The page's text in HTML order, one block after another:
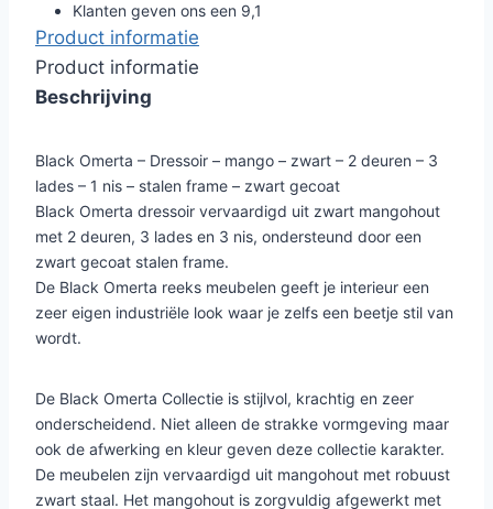
Klanten geven ons een 9,1
Product informatie
Product informatie
Beschrijving
Black Omerta – Dressoir – mango – zwart – 2 deuren – 3
lades – 1 nis – stalen frame – zwart gecoat
Black Omerta dressoir vervaardigd uit zwart mangohout
met 2 deuren, 3 lades en 3 nis, ondersteund door een
zwart gecoat stalen frame.
De Black Omerta reeks meubelen geeft je interieur een
zeer eigen industriële look waar je zelfs een beetje stil van
wordt.
De Black Omerta Collectie is stijlvol, krachtig en zeer
onderscheidend. Niet alleen de strakke vormgeving maar
ook de afwerking en kleur geven deze collectie karakter.
De meubelen zijn vervaardigd uit mangohout met robuust
zwart staal. Het mangohout is zorgvuldig afgewerkt met